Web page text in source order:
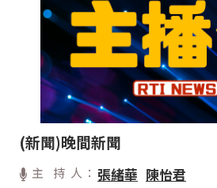
(新聞)晚間新聞
主 持 人： 張緒華 陳怡君